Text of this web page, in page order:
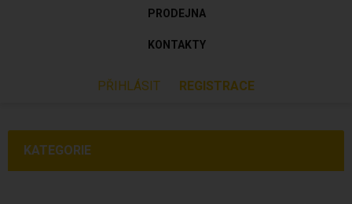
PRODEJNA
KONTAKTY
PŘIHLÁSIT REGISTRACE
KATEGORIE